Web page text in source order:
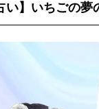
い】いちごの夢